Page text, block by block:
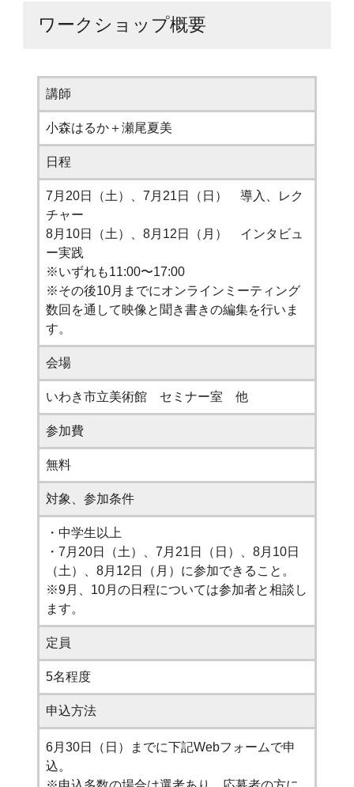
ワークショップ概要
講師
小森はるか＋瀬尾夏美
日程
7月20日（土）、7月21日（日） 導入、レク
チャー
8月10日（土）、8月12日（月） インタビュ
ー実践
※いずれも11:00〜17:00
※その後10月までにオンラインミーティング
数回を通して映像と聞き書きの編集を行いま
す。
会場
いわき市立美術館 セミナー室 他
参加費
無料
対象、参加条件
・中学生以上
・7月20日（土）、7月21日（日）、8月10日
（土）、8月12日（月）に参加できること。
※9月、10月の日程については参加者と相談し
ます。
定員
5名程度
申込方法
6月30日（日）までに下記Webフォームで申
込。